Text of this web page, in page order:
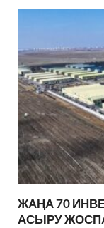
ЖАҢА 70
АСЫРУ